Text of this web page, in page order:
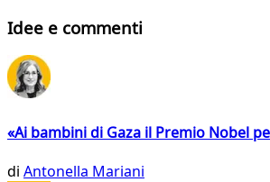
Idee e commenti
«Ai bambini di Gaza il Premio Nobel
di Antonella Mariani